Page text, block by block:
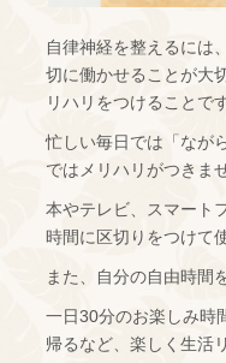
自律神経を整えるには
切に働かせることが大
リハリをつけることです
忙しい毎日では「なが
ではメリハリがつきませ
本やテレビ、スマート
時間に区切りをつけて
また、自分の自由時間
一日30分のお楽しみ時
帰るなど、楽しく生活